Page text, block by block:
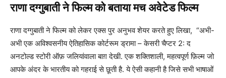
राणा दग्गुबाती ने फिल्म को बताया मच अवेटेड फिल्म
राणा दग्गुबाती ने फिल्म को लेकर एक्स पुर अनुभव शेयर करते हुए लिखा, “अभी-
अभी एक अविश्वसनीय ऐतिहासिक कोर्टरूम ड्रामा – केसरी चैप्टर 2: द
अनटोल्ड स्टोरी ऑफ़ जलियांवाला बाग़ देखी. एक शक्तिशाली, महत्वपूर्ण फ़िल्म जो
आपके अंदर के भारतीय को गहराई से छूती है. ये ऐसी कहानी है जिसे सभी भाषाओं